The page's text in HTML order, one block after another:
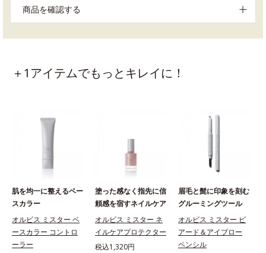
商品を確認する
＋1アイテムでもっとキレイに！
肌を均一に整えるベー
スカラー
オルビス ミスター ベ
ースカラー コントロ
ーラー
塗った感なく指先に信
頼感を宿すネイルケア
オルビス ミスター ネ
イルケアプロテクター
税込1,320円
眉毛と髭に印象を刻む
グルーミングツール
オルビス ミスター ビ
アード＆アイブロー
ペンシル